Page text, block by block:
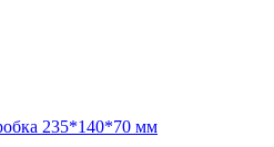
235*140*70 мм